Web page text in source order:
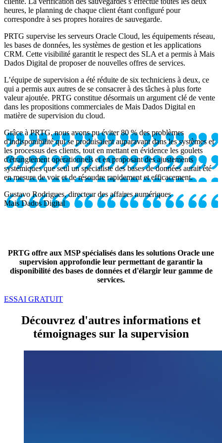
heures, le planning de chaque client étant configuré pour
correspondre à ses propres horaires de sauvegarde.
PRTG supervise les serveurs Oracle Cloud, les équipements réseau,
les bases de données, les systèmes de gestion et les applications
CRM. Cette visibilité garantit le respect des SLA et a permis à Mais
Dados Digital de proposer de nouvelles offres de services.
L’équipe de supervision a été réduite de six techniciens à deux, ce
qui a permis aux autres de se consacrer à des tâches à plus forte
valeur ajoutée. PRTG constitue désormais un argument clé de vente
dans les propositions commerciales de Mais Dados Digital en
matière de supervision du cloud.
Grâce à PRTG, nous avons pu éviter 80 % des problèmes
d'indisponibilité qui se produisaient auparavant dans les systèmes et
les processus des clients, tout en mettant en évidence les goulets
d'étranglement opérationnels et en proposant des ajustements
systémiques que seul un spécialiste des bases de données aurait été
en mesure de voir et de résoudre rapidement et efficacement.
Gustavo Rodrigues, directeur des affaires numériques
Mais Dados Digital
PRTG offre aux MSP spécialisés dans les solutions Oracle une
supervision approfondie leur permettant de garantir la
disponibilité des bases de données et d'élargir leur gamme de
services.
ESSAI GRATUIT
Découvrez d'autres informations et
témoignages sur la supervision